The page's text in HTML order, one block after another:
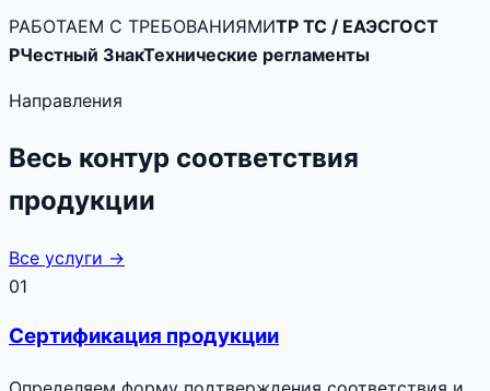
РАБОТАЕМ С ТРЕБОВАНИЯМИТР ТС / ЕАЭСГОСТ
РЧестный ЗнакТехнические регламенты
Направления
Весь контур соответствия
продукции
Все услуги →
01
Сертификация продукции